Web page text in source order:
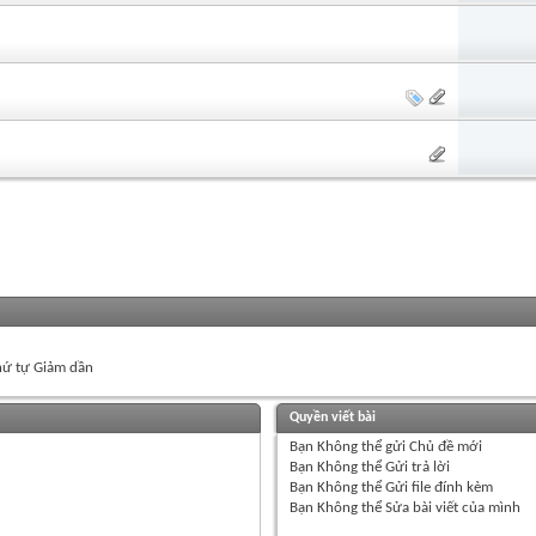
tự Giảm dần
Quyền viết bài
Bạn Không thểgửi Chủ đề mới
Bạn Không thểGửi trả lời
Bạn Không thểGửi file đính kèm
Bạn Không thểSửa bài viết của mình